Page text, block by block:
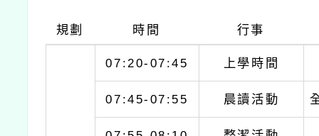
規劃 時間 行事
07:20-07:45 上學時間
07:45-07:55 晨讀活動